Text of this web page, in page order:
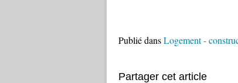
Publié dansLogement -
Partager cet article